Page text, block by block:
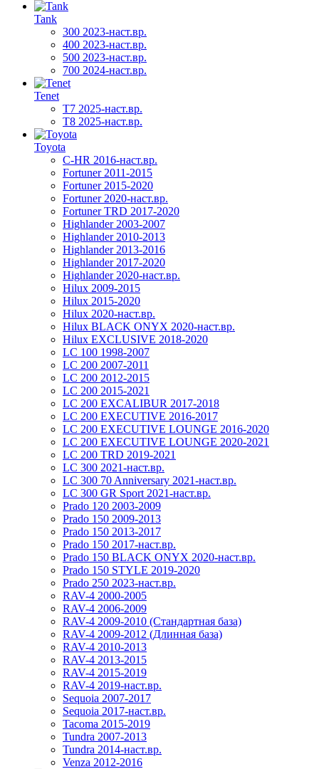
Tank
300 2023-наст.вр.
400 2023-наст.вр.
500 2023-наст.вр.
700 2024-наст.вр.
Tenet
T7 2025-наст.вр.
T8 2025-наст.вр.
Toyota
C-HR 2016-наст.вр.
Fortuner 2011-2015
Fortuner 2015-2020
Fortuner 2020-наст.вр.
Fortuner TRD 2017-2020
Highlander 2003-2007
Highlander 2010-2013
Highlander 2013-2016
Highlander 2017-2020
Highlander 2020-наст.вр.
Hilux 2009-2015
Hilux 2015-2020
Hilux 2020-наст.вр.
Hilux BLACK ONYX 2020-наст.вр.
Hilux EXCLUSIVE 2018-2020
LC 100 1998-2007
LC 200 2007-2011
LC 200 2012-2015
LC 200 2015-2021
LC 200 EXCALIBUR 2017-2018
LC 200 EXECUTIVE 2016-2017
LC 200 EXECUTIVE LOUNGE 2016-2020
LC 200 EXECUTIVE LOUNGE 2020-2021
LC 200 TRD 2019-2021
LC 300 2021-наст.вр.
LC 300 70 Anniversary 2021-наст.вр.
LC 300 GR Sport 2021-наст.вр.
Prado 120 2003-2009
Prado 150 2009-2013
Prado 150 2013-2017
Prado 150 2017-наст.вр.
Prado 150 BLACK ONYX 2020-наст.вр.
Prado 150 STYLE 2019-2020
Prado 250 2023-наст.вр.
RAV-4 2000-2005
RAV-4 2006-2009
RAV-4 2009-2010 (Стандартная база)
RAV-4 2009-2012 (Длинная база)
RAV-4 2010-2013
RAV-4 2013-2015
RAV-4 2015-2019
RAV-4 2019-наст.вр.
Sequoia 2007-2017
Sequoia 2017-наст.вр.
Tacoma 2015-2019
Tundra 2007-2013
Tundra 2014-наст.вр.
Venza 2012-2016